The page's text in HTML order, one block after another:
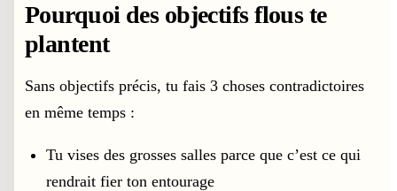
Pourquoi des objectifs flous te
plantent
Sans objectifs précis, tu fais 3 choses contradictoires
en même temps :
Tu vises des grosses salles parce que c’est ce qui
rendrait fier ton entourage